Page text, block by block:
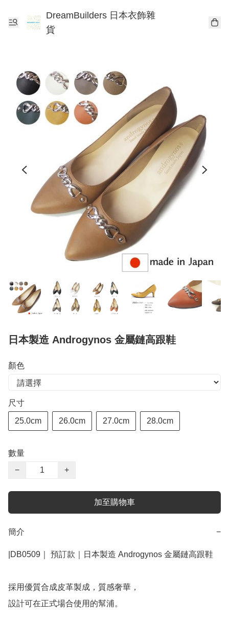
DreamBuilders 日本衣飾雜
貨
日本製造 Androgynos 金屬鏈高跟鞋
顏色
尺寸
25.0cm 26.0cm 27.0cm 28.0cm
數量
−
+
加至購物車
簡介 −
|DB0509｜ 預訂款｜日本製造 Androgynos 金屬鏈高跟鞋
採用優質合成皮革製成，質感奢華，
設計可在正式場合使用的幫浦。